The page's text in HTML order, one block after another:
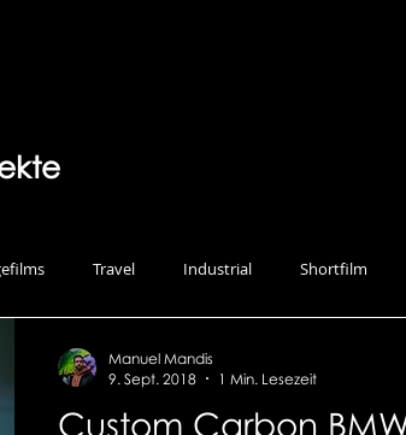
Travel Industrial Shortfilm
Recruiting
Custom Carbon BMW
Manuel Mandis
9. Sept. 2018
1 Min. Lesezeit